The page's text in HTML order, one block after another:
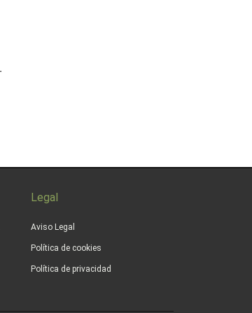
Legal
Aviso Legal
Política de cookies
Política de privacidad